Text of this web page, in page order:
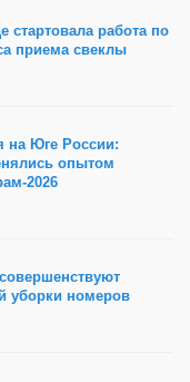
стартовала работа по
приема свеклы
на Юге России:
опытом
2026
уборки номеров